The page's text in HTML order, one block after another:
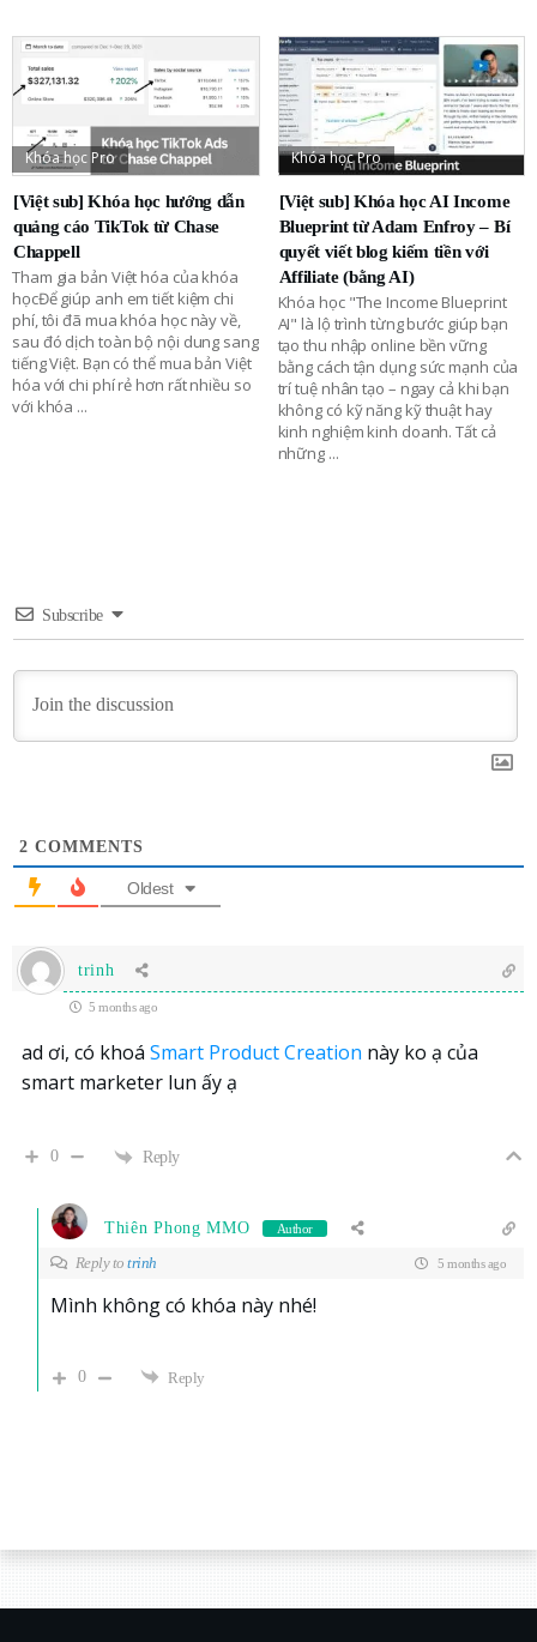
Khóa học Pro
[Việt sub] Khóa học hướng dẫn
quảng cáo TikTok từ Chase
Chappell
Tham gia bản Việt hóa của khóa
họcĐể giúp anh em tiết kiệm chi
phí, tôi đã mua khóa học này về,
sau đó dịch toàn bộ nội dung sang
tiếng Việt. Bạn có thể mua bản Việt
hóa với chi phí rẻ hơn rất nhiều so
với khóa ...
Khóa học Pro
[Việt sub] Khóa học AI Income
Blueprint từ Adam Enfroy – Bí
quyết viết blog kiếm tiền với
Affiliate (bằng AI)
Khóa học "The Income Blueprint
AI" là lộ trình từng bước giúp bạn
tạo thu nhập online bền vững
bằng cách tận dụng sức mạnh của
trí tuệ nhân tạo – ngay cả khi bạn
không có kỹ năng kỹ thuật hay
kinh nghiệm kinh doanh. Tất cả
những ...
Subscribe
2 COMMENTS
Oldest
trinh
5 months ago
ad ơi, có khoá Smart Product Creation này ko ạ của
smart marketer lun ấy ạ
0 Reply
Thiên Phong MMO Author
Reply to trinh 5 months ago
Mình không có khóa này nhé!
0 Reply